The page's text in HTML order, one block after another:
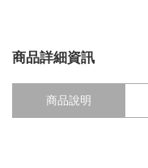
商品詳細資訊
商品說明